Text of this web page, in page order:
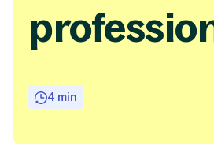
4 min